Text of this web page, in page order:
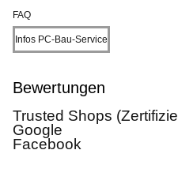
FAQ
Infos PC-Bau-Service
Bewertungen
Trusted Shops
Google
Facebook